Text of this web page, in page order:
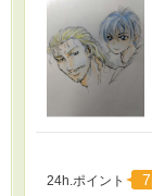
24h.ポイント